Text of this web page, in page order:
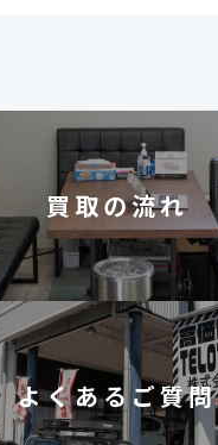
買取の流れ
よくあるご質問